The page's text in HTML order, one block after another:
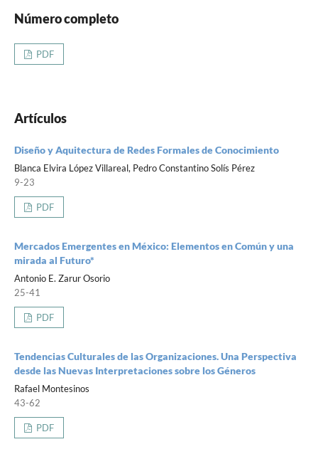
Número completo
PDF
Artículos
Diseño y Aquitectura de Redes Formales de Conocimiento
Blanca Elvira López Villareal, Pedro Constantino Solís Pérez
9-23
PDF
Mercados Emergentes en México: Elementos en Común y una
mirada al Futuro*
Antonio E. Zarur Osorio
25-41
PDF
Tendencias Culturales de las Organizaciones. Una Perspectiva
desde las Nuevas Interpretaciones sobre los Géneros
Rafael Montesinos
43-62
PDF